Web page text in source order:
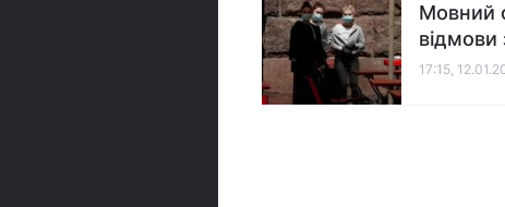
Мовний
відмови
17:15,